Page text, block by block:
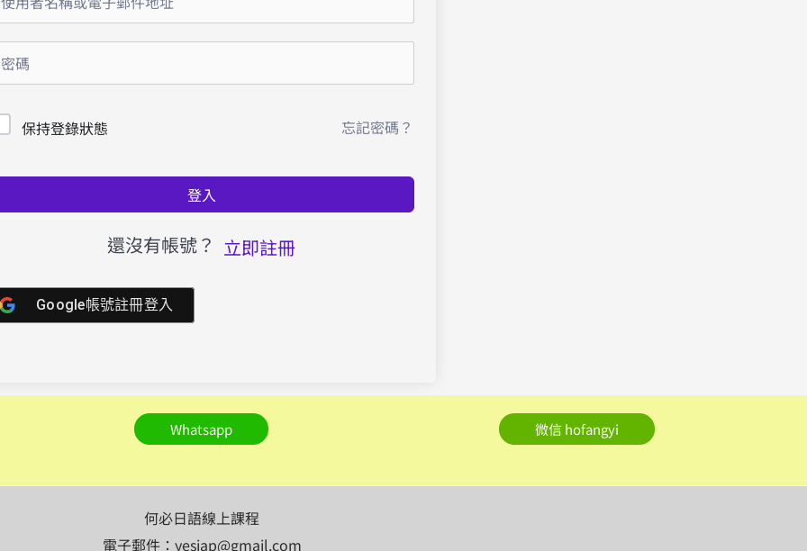
保持登錄狀態 忘記密碼？
登入
還沒有帳號？ 立即註冊
Google帳號註冊登入
Whatsapp 微信 hofangyi
何必日語線上課程
電子郵件：yesjap@gmail.com